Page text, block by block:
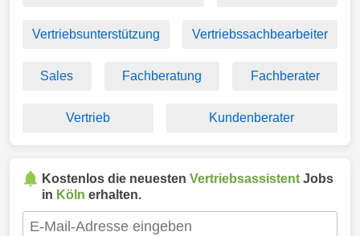
Vertriebsunterstützung Vertriebssachbearbeiter
Sales Fachberatung Fachberater
Vertrieb Kundenberater
Kostenlos die neuesten Vertriebsassistent Jobs
in Köln erhalten.